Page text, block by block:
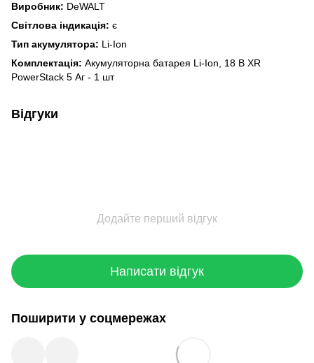
Виробник: DeWALT
Світлова індикація: є
Тип акумулятора: Li-Ion
Комплектація: Акумуляторна батарея Li-Ion, 18 В XR
PowerStack 5 Аг - 1 шт
Відгуки
Додайте перший відгук
Написати відгук
Поширити у соцмережах